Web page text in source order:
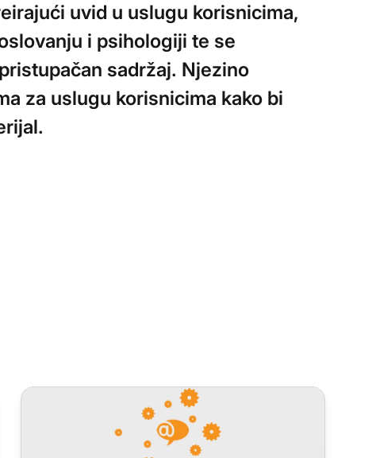
uvid u uslugu korisnicima,
i psihologiji te se
sadržaj. Njezino
za uslugu korisnicima kako bi
LiveAgent mjesečna ažuriranja: izdanje август